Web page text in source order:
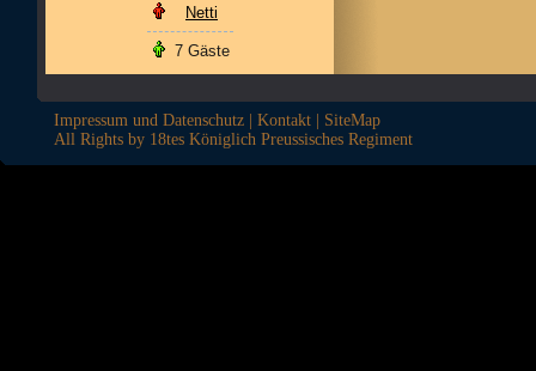
Netti
7 Gäste
Impressum und Datenschutz Kontakt
SiteMap
All Rights by 18tes Königlich Preussisches Regiment